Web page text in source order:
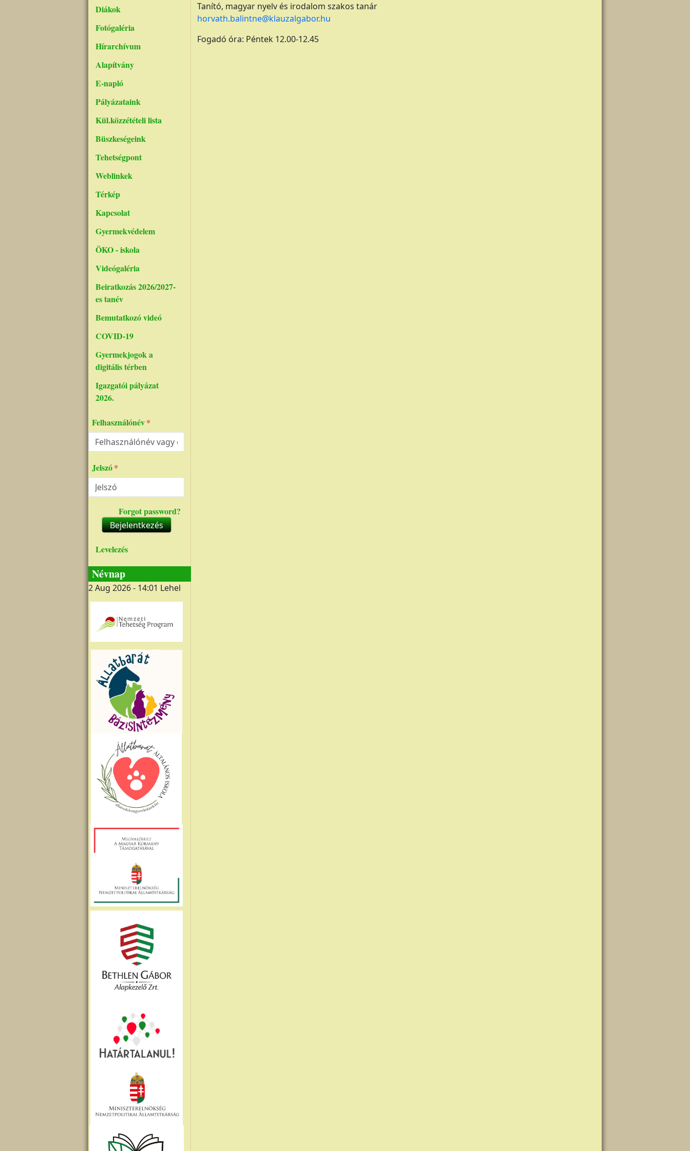
Diákok
Fotógaléria
Hírarchívum
Alapítvány
E-napló
Pályázataink
Kül.közzétételi lista
Büszkeségeink
Tehetségpont
Weblinkek
Térkép
Kapcsolat
Gyermekvédelem
ÖKO - iskola
Videógaléria
Beiratkozás 2026/2027-
es tanév
Bemutatkozó videó
COVID-19
Gyermekjogok a
digitális térben
Igazgatói pályázat
2026.
Felhasználónév
Jelszó
Forgot password?
Bejelentkezés
Levelezés
Névnap
2 Aug 2026 - 14:01 Lehel
Tanító, magyar nyelv és irodalom szakos tanár
horvath.balintne@klauzalgabor.hu
Fogadó óra: Péntek 12.00-12.45